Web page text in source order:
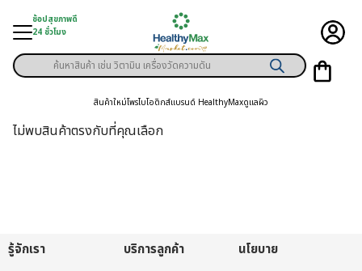
content
ช้อปสุขภาพดี
24 ชั่วโมง
มู่สินค้า
สุขภาพ
Products
search
สินค้าใหม่โพรไบโอติกส์แบรนด์ HealthyMaxดูแลผิว
ไม่พบสินค้าตรงกับที่คุณเลือก
รู้จักเรา บริการลูกค้า นโยบาย